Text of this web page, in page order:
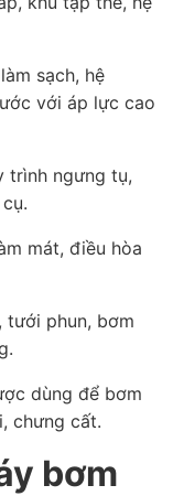
sạch, hệ
với áp lực cao
trình ngưng tụ,
mát, điều hòa
tưới phun, bơm
dùng để bơm
chưng cất.
bơm